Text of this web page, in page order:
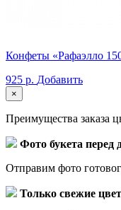
Конфеты «Рафаэлло
925 р. Добавить
×
Преимущества заказа
Фото букета перед
Отправим фото
Только свежие